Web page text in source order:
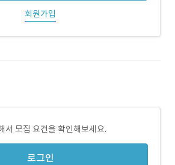
회원가입
서 모집 요건을 확인해보세요.
로그인